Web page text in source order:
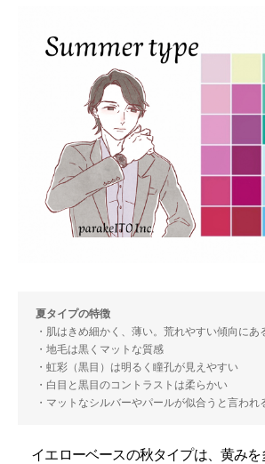
夏タイプの特徴
・肌はきめ細かく、薄い。荒れやすい傾向にあ
・地毛は黒くマットな質感
・虹彩（黒目）は明るく瞳孔が見えやすい
・白目と黒目のコントラストは柔らかい
・マットなシルバーやパールが似合うと言われ
イエローベースの秋タイプは、黄みを